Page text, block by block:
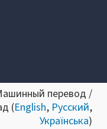
перевод /
(English, Русский,
Українська)